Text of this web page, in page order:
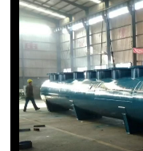
板式换热机组
囊式膨胀水箱
智能供水设备
非标加工设备